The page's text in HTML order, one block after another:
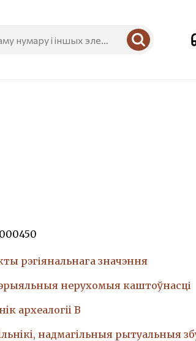
рэгіянальнага значэння
нерухомыя каштоўнасці
археалогii В
надмагiльныя рытуальныя